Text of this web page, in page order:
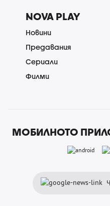
NOVA PLAY
Новини
Предавания
Сериали
Филми
МОБИЛНОТО